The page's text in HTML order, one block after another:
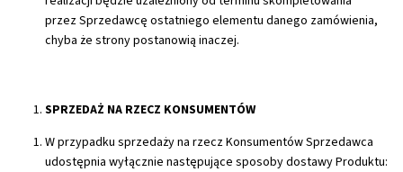
przez Sprzedawcę ostatniego elementu danego zamówienia,
chyba że strony postanowią inaczej.
SPRZEDAŻ NA RZECZ KONSUMENTÓW
W przypadku sprzedaży na rzecz Konsumentów Sprzedawca
udostępnia wyłącznie następujące sposoby dostawy Produktu: